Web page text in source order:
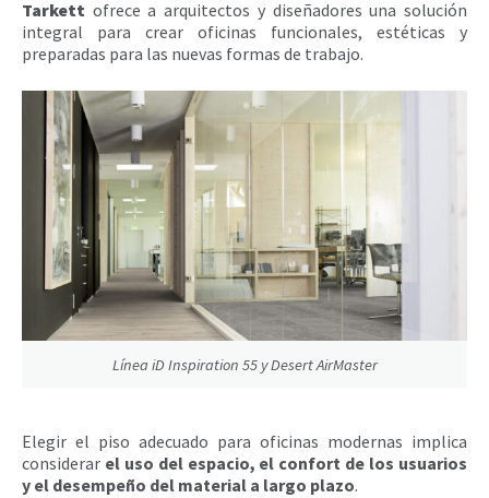
Tarkett ofrece a arquitectos y diseñadores una solución
integral para crear oficinas funcionales, estéticas y
preparadas para las nuevas formas de trabajo.
Línea iD Inspiration 55 y Desert AirMaster
Elegir el piso adecuado para oficinas modernas implica
considerar el uso del espacio, el confort de los usuarios
y el desempeño del material a largo plazo.